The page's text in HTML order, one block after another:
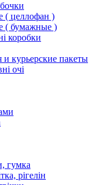
( целлофан )
( бумажные )
коробки
и курьерские пакеты
очі
гумка
рігелін